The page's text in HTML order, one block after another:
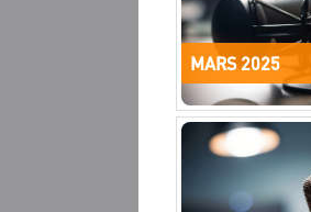
MARS 2025